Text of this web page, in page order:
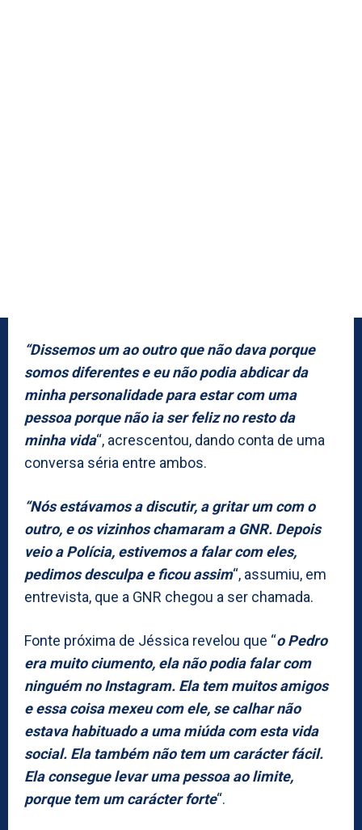
“Dissemos um ao outro que não dava porque
somos diferentes e eu não podia abdicar da
minha personalidade para estar com uma
pessoa porque não ia ser feliz no resto da
minha vida“, acrescentou, dando conta de uma
conversa séria entre ambos.
“Nós estávamos a discutir, a gritar um com o
outro, e os vizinhos chamaram a GNR. Depois
veio a Polícia, estivemos a falar com eles,
pedimos desculpa e ficou assim“, assumiu, em
entrevista, que a GNR chegou a ser chamada.
Fonte próxima de Jéssica revelou que “o Pedro
era muito ciumento, ela não podia falar com
ninguém no Instagram. Ela tem muitos amigos
e essa coisa mexeu com ele, se calhar não
estava habituado a uma miúda com esta vida
social. Ela também não tem um carácter fácil.
Ela consegue levar uma pessoa ao limite,
porque tem um carácter forte“.